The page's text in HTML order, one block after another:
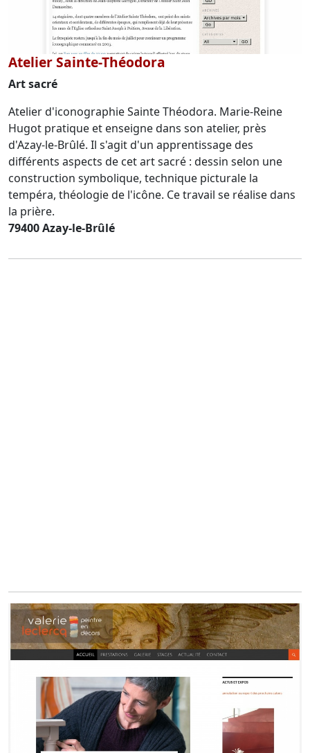
Atelier Sainte-Théodora
Art sacré
Atelier d'iconographie Sainte Théodora. Marie-Reine
Hugot pratique et enseigne dans son atelier, près
d'Azay-le-Brûlé. Il s'agit d'un apprentissage des
différents aspects de cet art sacré : dessin selon une
construction symbolique, technique picturale la
tempéra, théologie de l'icône. Ce travail se réalise dans
la prière.
79400 Azay-le-Brûlé